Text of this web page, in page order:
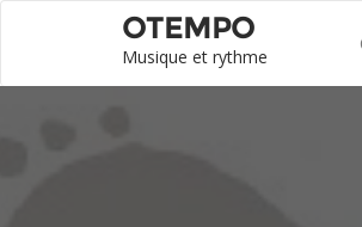
OTEMPO
Musique et rythme